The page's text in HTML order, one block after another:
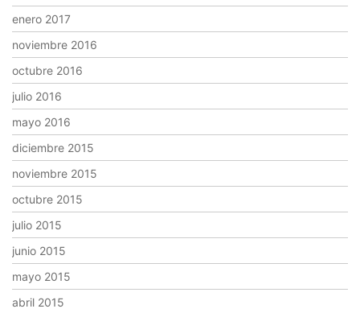
enero 2017
noviembre 2016
octubre 2016
julio 2016
mayo 2016
diciembre 2015
noviembre 2015
octubre 2015
julio 2015
junio 2015
mayo 2015
abril 2015